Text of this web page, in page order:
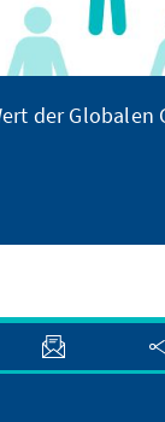
der Globalen